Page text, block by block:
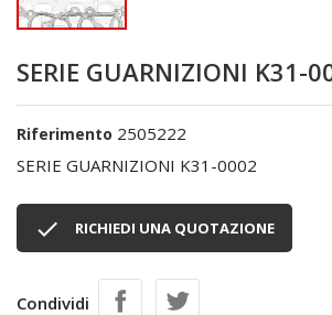
SERIE GUARNIZIONI K31-
Riferimento 2505222
SERIE GUARNIZIONI K31-0002
 RICHIEDI UNA QUOTAZIONE
Condividi